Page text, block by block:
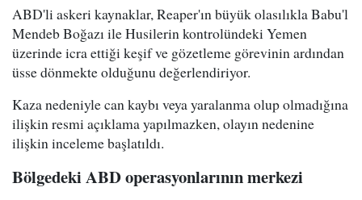
ABD'li askeri kaynaklar, Reaper'ın büyük olasılıkla Babu'l
Mendeb Boğazı ile Husilerin kontrolündeki Yemen
üzerinde icra ettiği keşif ve gözetleme görevinin ardından
üsse dönmekte olduğunu değerlendiriyor.
Kaza nedeniyle can kaybı veya yaralanma olup olmadığına
ilişkin resmi açıklama yapılmazken, olayın nedenine
ilişkin inceleme başlatıldı.
Bölgedeki ABD operasyonlarının merkezi